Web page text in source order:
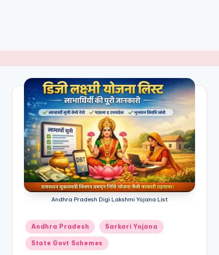
Andhra Pradesh Digi Lakshmi Yojana List
Posted
in
Andhra Pradesh Sarkari Yojana
State Govt Schemes